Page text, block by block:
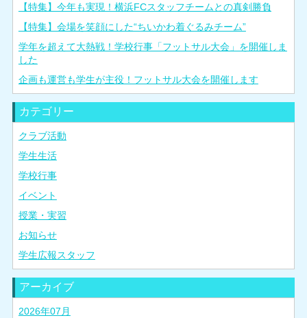
【特集】今年も実現！横浜FCスタッフチームとの真剣勝負
【特集】会場を笑顔にした“ちいかわ着ぐるみチーム”
学年を超えて大熱戦！学校行事「フットサル大会」を開催しま
した
企画も運営も学生が主役！フットサル大会を開催します
カテゴリー
クラブ活動
学生生活
学校行事
イベント
授業・実習
お知らせ
学生広報スタッフ
アーカイブ
2026年07月